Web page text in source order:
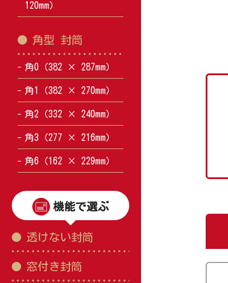
120mm）
角型 封筒
角0（382 × 287mm）
角1（382 × 270mm）
角2（332 × 240mm）
角3（277 × 216mm）
角6（162 × 229mm）
機能で選ぶ
透けない封筒
窓付き封筒